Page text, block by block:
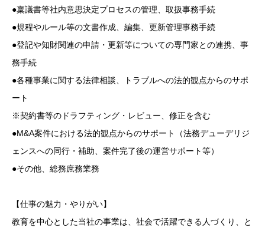
●稟議書等社内意思決定プロセスの管理、取扱事務手続
●規程やルール等の文書作成、編集、更新管理事務手続
●登記や知財関連の申請・更新等についての専門家との連携、事
務手続
●各種事業に関する法律相談、トラブルへの法的観点からのサポ
ート
※契約書等のドラフティング・レビュー、修正を含む
●M&A案件における法的観点からのサポート（法務デューデリジ
ェンスへの同行・補助、案件完了後の運営サポート等）
●その他、総務庶務業務
【仕事の魅力・やりがい】
教育を中心とした当社の事業は、社会で活躍できる人づくり、と